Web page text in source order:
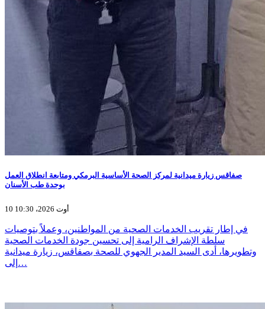
صفاقس زيارة ميدانية لمركز الصحة الأساسية البرمكي ومتابعة انطلاق العمل
بوحدة طب الأسنان
10 أوت 2026، 10:30
في إطار تقريب الخدمات الصحية من المواطنين، وعملاً بتوصيات
سلطة الإشراف الرامية إلى تحسين جودة الخدمات الصحية
وتطويرها، أدى السيد المدير الجهوي للصحة بصفاقس، زيارة ميدانية
إلى…